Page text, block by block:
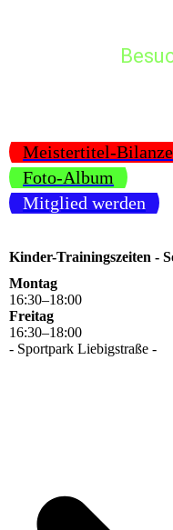
Meistertitel-
Foto-Album
Mitglied werden
Kinder-Trainingszeiten -
Montag
16:30–18:00
Freitag
16:30–18:00
- Sportpark Liebigstraße -